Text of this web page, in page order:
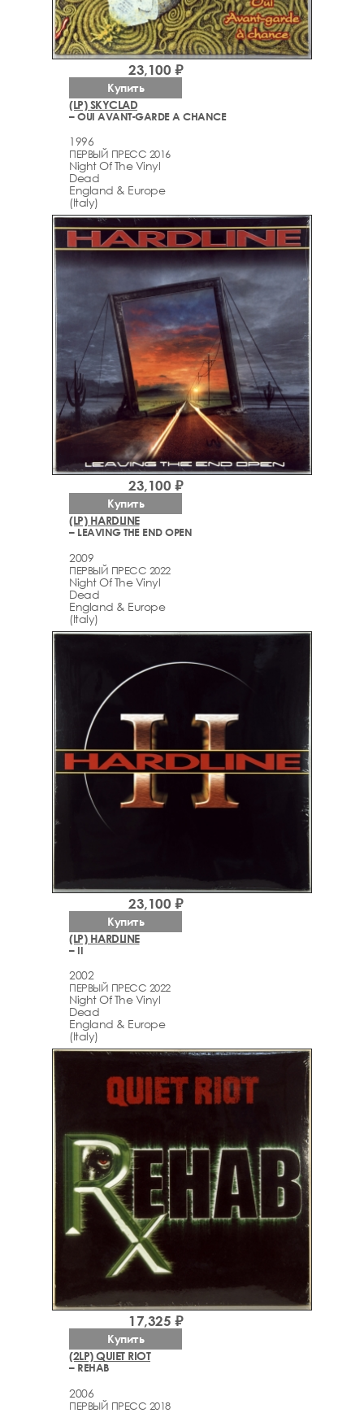
(LP) SKYCLAD
– OUI AVANT-GARDE A CHANCE
1996
ПЕРВЫЙ ПРЕСС 2016
Night Of The Vinyl
Dead
England & Europe
(Italy)
23,100 ₽
Купить
(LP) HARDLINE
– LEAVING THE END OPEN
2009
ПЕРВЫЙ ПРЕСС 2022
Night Of The Vinyl
Dead
England & Europe
(Italy)
23,100 ₽
Купить
(LP) HARDLINE
– II
2002
ПЕРВЫЙ ПРЕСС 2022
Night Of The Vinyl
Dead
England & Europe
(Italy)
23,100 ₽
Купить
(2LP) QUIET RIOT
– REHAB
2006
ПЕРВЫЙ ПРЕСС 2018
17,325 ₽
Купить